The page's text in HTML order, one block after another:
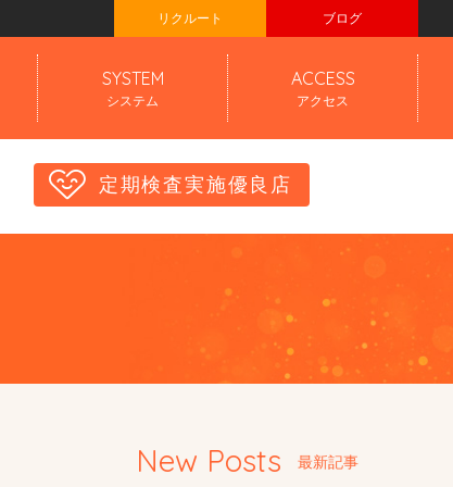
リクルート ブログ
SYSTEM
システム
ACCESS
アクセス
定期検査実施優良店
New Posts 最新記事